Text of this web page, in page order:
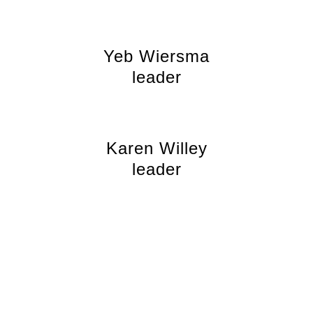
Yeb Wiersma
leader
Karen Willey
leader